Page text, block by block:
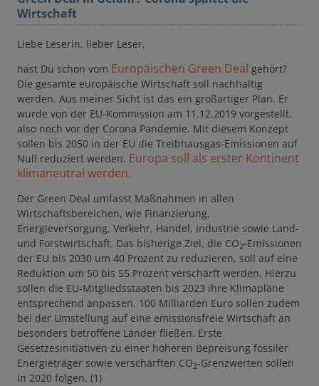
Wirtschaft
Liebe Leserin, lieber Leser,
hast Du schon vom Europäischen Green Deal gehört?
Die gesamte europäische Wirtschaft soll nachhaltig
werden. Aus meiner Sicht ist das ein großartiger Plan. Er
wurde von der EU-Kommission am 11.12.2019 vorgestellt,
also noch vor der Corona Pandemie. Mit diesem Konzept
sollen bis 2050 in der EU die Treibhausgas-Emissionen auf
Null reduziert werden. Europa soll als erster Kontinent
klimaneutral werden.
Der Green Deal umfasst Maßnahmen in allen
Wirtschaftsbereichen, wie Finanzierung,
Energieversorgung, Verkehr, Handel, Industrie sowie Land-
und Forstwirtschaft. Das bisherige Ziel, die CO2-Emissionen
der EU bis 2030 um 40 Prozent zu reduzieren, soll auf eine
Reduktion um 50 bis 55 Prozent verschärft werden. Hierzu
sollen die EU-Mitgliedsstaaten bis 2023 ihre Klimapläne
entsprechend anpassen. 100 Milliarden Euro sollen zudem
bei der Umstellung auf eine emissionsfreie Wirtschaft an
besonders betroffene Länder fließen. Erste
Gesetzesinitiativen zu einer höheren Bepreisung fossiler
Energieträger sowie verschärften CO2-Grenzwerten sollen
in 2020 folgen. (1)